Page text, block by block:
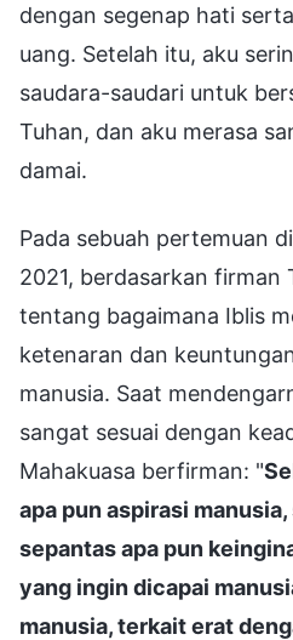
dengan segenap hati
uang. Setelah itu, aku
saudara-saudari untuk
Tuhan, dan aku merasa
damai.
Pada sebuah pertemuan
2021, berdasarkan firman
tentang bagaimana Iblis
ketenaran dan
manusia. Saat
sangat sesuai dengan
Mahakuasa berfirman: "
apa pun aspirasi
sepantas apa pun
yang ingin dicapai
manusia, terkait erat